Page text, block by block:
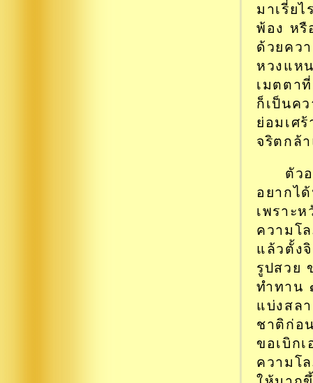
มาเรี่ย
พ้อง หรื
ด้วยคว
หวงแห
เมตตา
ก็เป็นค
ย่อมเศ
จริตกล้
ตัว
อยากไ
เพราะ
ความโ
แล้วตั้ง
รูปสวย
ทำทาน
แบ่งสล
ชาติก่อ
ขอเบิก
ความโ